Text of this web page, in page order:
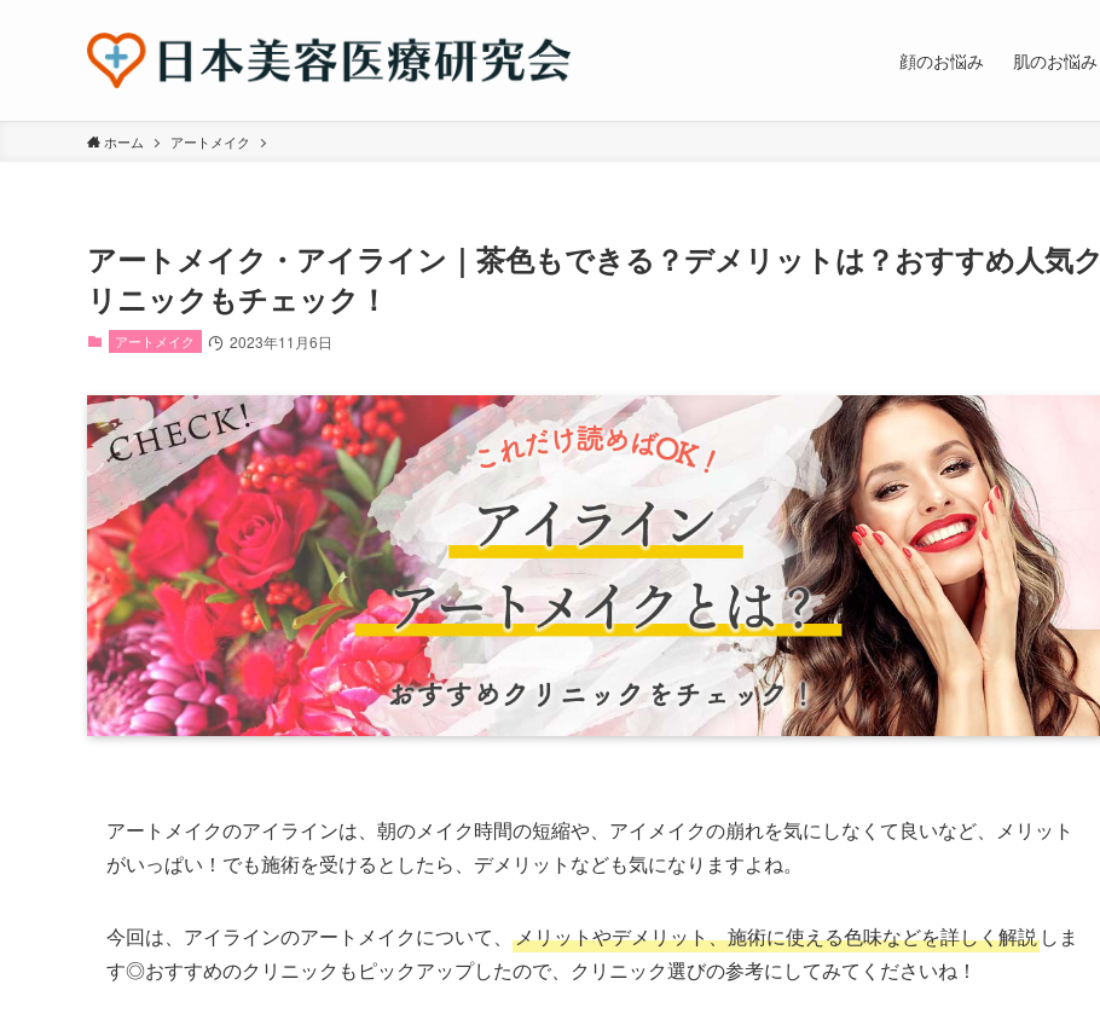
顔のお悩み 肌のお悩み
ホーム アートメイク
アートメイク・アイライン｜茶色もできる？デメリットは？おすすめ人気ク
リニックもチェック！
アートメイク 2023年11月6日
アートメイクのアイラインは、朝のメイク時間の短縮や、アイメイクの崩れを気にしなくて良いなど、メリット
がいっぱい！でも施術を受けるとしたら、デメリットなども気になりますよね。
今回は、アイラインのアートメイクについて、 メリットやデメリット、施術に使える色味などを詳しく解説 しま
す◎おすすめのクリニックもピックアップしたので、クリニック選びの参考にしてみてくださいね！